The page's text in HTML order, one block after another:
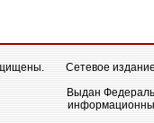
Сетевое
Выдан